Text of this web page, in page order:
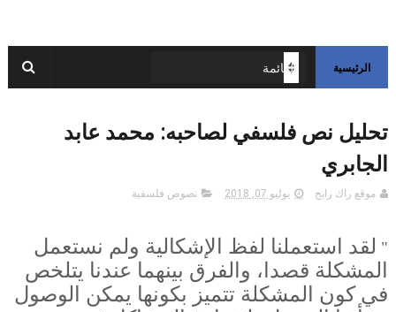
الرئيسية
تحليل نص فلسفي لصاحبه: محمد عابد
الجابري
موقع راك رابح يوليو 07, 2018 نصوص فلسفية
" لقد استعملنا لفظ الإشكالية ولم نستعمل
المشكلة قصدا، والفرق بينهما عندنا يتلخص
في كون المشكلة تتميز بكونها يمكن الوصول